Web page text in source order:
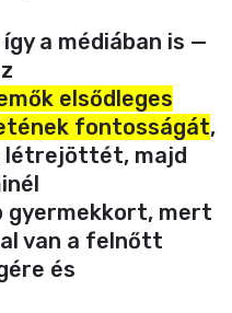
a médiában is —
elsődleges
fontosságát,
létrejöttét, majd
gyermekkort, mert
van a felnőtt
és